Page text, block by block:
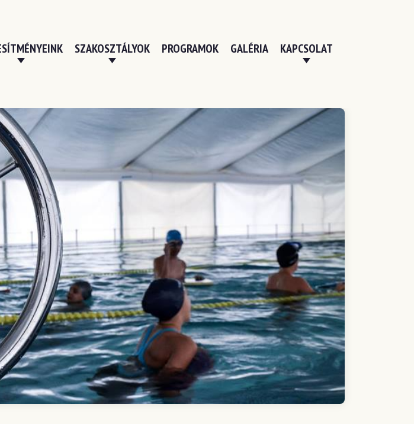
SZAKOSZTÁLYOK PROGRAMOK GALÉRIA KAPCSOLAT